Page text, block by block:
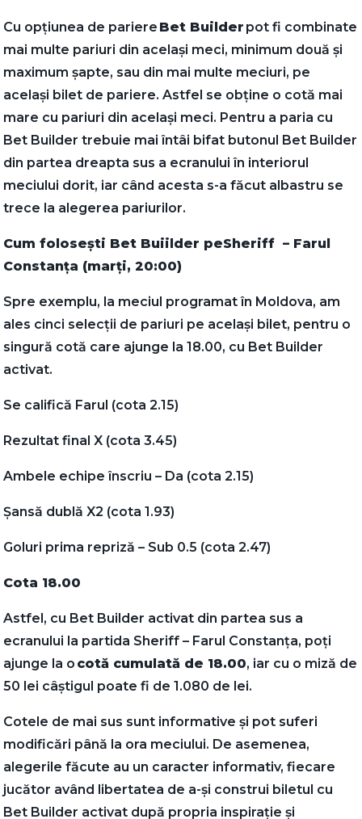
Cu opțiunea de pariere Bet Builder pot fi combinate
mai multe pariuri din același meci, minimum două și
maximum șapte, sau din mai multe meciuri, pe
același bilet de pariere. Astfel se obține o cotă mai
mare cu pariuri din același meci. Pentru a paria cu
Bet Builder trebuie mai întâi bifat butonul Bet Builder
din partea dreapta sus a ecranului în interiorul
meciului dorit, iar când acesta s-a făcut albastru se
trece la alegerea pariurilor.
Cum folosești Bet Buiilder peSheriff – Farul
Constanța (marți, 20:00)
Spre exemplu, la meciul programat în Moldova, am
ales cinci selecții de pariuri pe același bilet, pentru o
singură cotă care ajunge la 18.00, cu Bet Builder
activat.
Se califică Farul (cota 2.15)
Rezultat final X (cota 3.45)
Ambele echipe înscriu – Da (cota 2.15)
Șansă dublă X2 (cota 1.93)
Goluri prima repriză – Sub 0.5 (cota 2.47)
Cota 18.00
Astfel, cu Bet Builder activat din partea sus a
ecranului la partida Sheriff – Farul Constanța, poți
ajunge la o cotă cumulată de 18.00, iar cu o miză de
50 lei câștigul poate fi de 1.080 de lei.
Cotele de mai sus sunt informative și pot suferi
modificări până la ora meciului. De asemenea,
alegerile făcute au un caracter informativ, fiecare
jucător având libertatea de a-și construi biletul cu
Bet Builder activat după propria inspirație și